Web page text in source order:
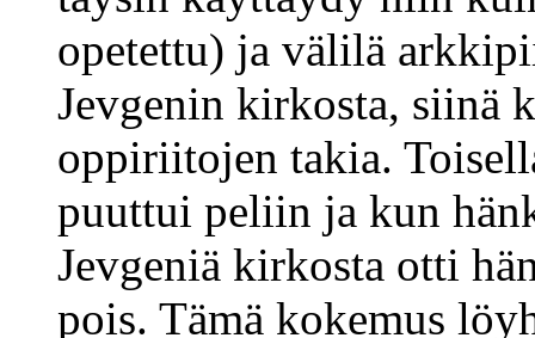
opetettu) ja välilä
Jevgenin kirkosta, siinä
oppiriitojen takia.
puuttui peliin ja kun
Jevgeniä kirkosta otti
pois. Tämä kokemus